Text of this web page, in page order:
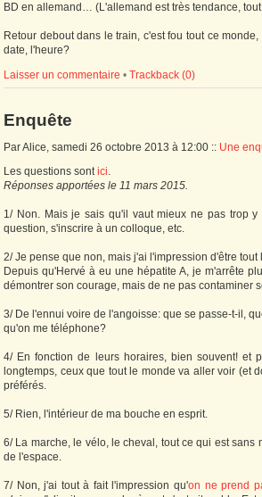
BD en allemand… (L'allemand est très tendance,
Retour debout dans le train, c'est fou tout ce
date, l'heure?
Laisser un commentaire • Trackback (0)
Enquête
Par Alice, samedi 26 octobre 2013 à 12:00 :: Une
Les questions sontici.
Réponses apportées le 11 mars 2015.
1/ Non. Mais je sais qu'il vaut mieux ne pas trop
question, s'inscrire à un colloque, etc.
2/ Je pense que non, mais j'ai l'impression d'être
Depuis qu'Hervé à eu une hépatite A, je m'arrête
démontrer son courage, mais de ne pas contaminer
3/ De l'ennui voire de l'angoisse: que se passe-t-il,
qu'on me téléphone?
4/ En fonction de leurs horaires, bien souvent!
longtemps, ceux que tout le monde va aller voir (et
préférés.
5/ Rien, l'intérieur de ma bouche en esprit.
6/ La marche, le vélo, le cheval, tout ce qui est
de l'espace.
7/ Non, j'ai tout à fait l'impression qu'on ne prend